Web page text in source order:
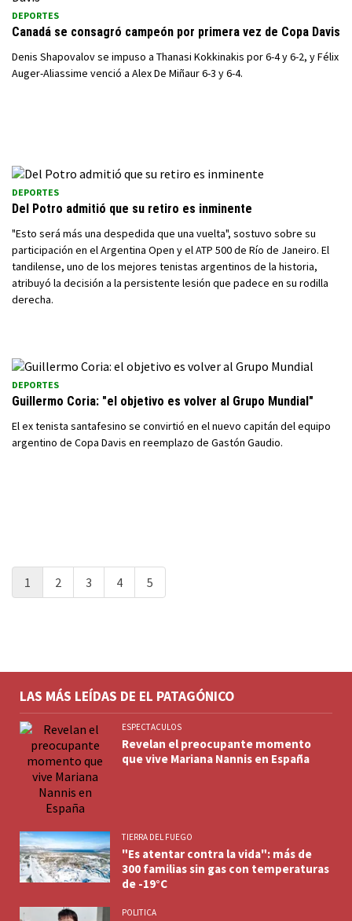
DEPORTES
Canadá se consagró campeón por primera vez de Copa Davis
Denis Shapovalov se impuso a Thanasi Kokkinakis por 6-4 y 6-2, y Félix
Auger-Aliassime venció a Alex De Miñaur 6-3 y 6-4.
DEPORTES
Del Potro admitió que su retiro es inminente
"Esto será más una despedida que una vuelta", sostuvo sobre su
participación en el Argentina Open y el ATP 500 de Río de Janeiro. El
tandilense, uno de los mejores tenistas argentinos de la historia,
atribuyó la decisión a la persistente lesión que padece en su rodilla
derecha.
DEPORTES
Guillermo Coria: "el objetivo es volver al Grupo Mundial"
El ex tenista santafesino se convirtió en el nuevo capitán del equipo
argentino de Copa Davis en reemplazo de Gastón Gaudio.
1 2 3 4 5
LAS MÁS LEÍDAS DE EL PATAGÓNICO
ESPECTACULOS
Revelan el preocupante momento
que vive Mariana Nannis en España
TIERRA DEL FUEGO
"Es atentar contra la vida": más de
300 familias sin gas con temperaturas
de -19°C
POLITICA